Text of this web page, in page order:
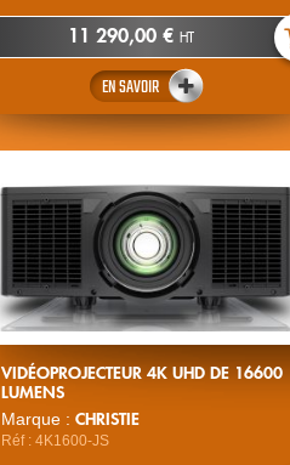
11 290,00 €HT
EN SAVOIR
VIDÉOPROJECTEUR 4K UHD DE 16600
LUMENS
Marque : CHRISTIE
Réf : 4K1600-JS